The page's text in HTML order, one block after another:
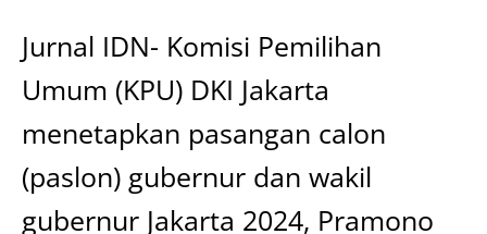
Jurnal IDN- Komisi Pemilihan
Umum (KPU) DKI Jakarta
menetapkan pasangan calon
(paslon) gubernur dan wakil
gubernur Jakarta 2024, Pramono